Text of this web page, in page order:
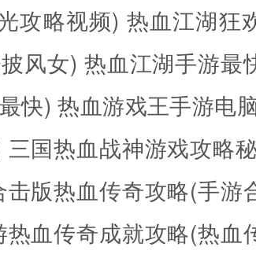
攻略视频) 热血江湖狂
风女) 热血江湖手游最
快) 热血游戏王手游电
三国热血战神游戏攻略
击版热血传奇攻略(手游
热血传奇成就攻略(热血